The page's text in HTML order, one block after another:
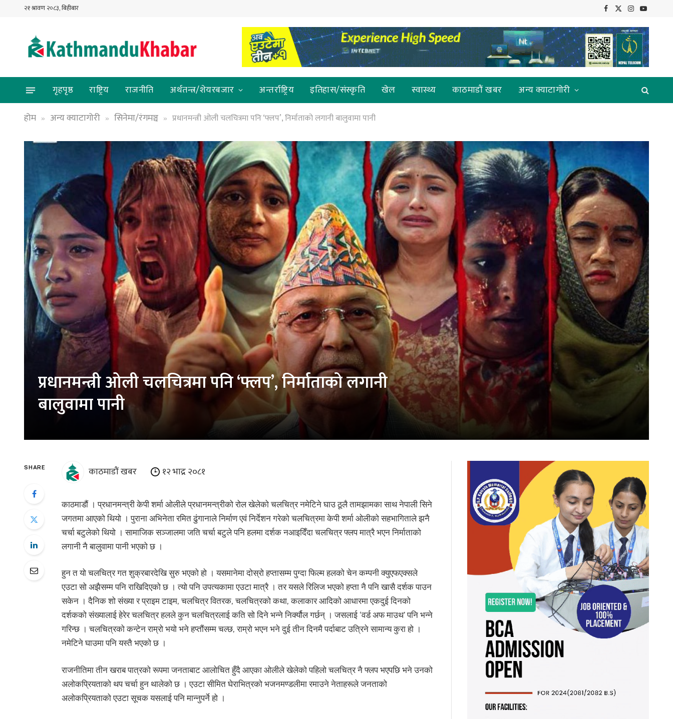
२१ श्रावण २०८३, बिहीबार Facebook
X
Instagram
YouTube
गृहपृष्ठ राष्ट्रिय राजनीति अर्थतन्त्र/शेयरबजार अन्तर्राष्ट्रिय इतिहास/संस्कृति खेल स्वास्थ्य काठमाडौं खबर
अन्य क्याटागोरी
होम
» अन्य क्याटागोरी » सिनेमा/रंगमञ्च » प्रधानमन्त्री ओली चलचित्रमा पनि ‘फ्लप’, निर्माताको लगानी बालुवामा पानी
प्रधानमन्त्री ओली चलचित्रमा पनि ‘फ्लप’, निर्माताको लगानी
बालुवामा पानी
SHARE काठमाडौं खबर १२ भाद्र २०८१
काठमाडौं । प्रधानमन्त्री केपी शर्मा ओलीले प्रधानमन्त्रीको रोल खेलेको चलचित्र नमेटिने घाउ ठूलै तामझामका साथ नेपाली सिने
जगतमा आएको थियो । पुराना अभिनेता रमित ढुंगानाले निर्माण एवं निर्देशन गरेको चलचित्रमा केपी शर्मा ओलीको सहभागिताले झनै
चर्चा बटुलेको थियो । सामाजिक सञ्जालमा जति चर्चा बटुले पनि हलमा दर्शक नआइदिँदा चलचित्र फ्लप मात्रै भएन निर्माताको
लगानी नै बालुवामा पानी भएको छ ।
हुन त यो चलचित्र गत शुक्रबारदेखि सुरु भएको हो । यसमानेमा दोस्रो हप्तासम्म पुग्दा फिल्म हलको चेन कम्पनी क्युएफएक्सले
एउटा सो अझैसम्म पनि राखिदिएको छ । त्यो पनि उपत्यकामा एउटा मात्रै । तर यसले रिलिज भएको हप्ता नै पनि खासै दर्शक पाउन
सकेन । दैनिक शो संख्या र प्राइम टाइम, चलचित्र वितरक, चलचित्रको कथा, कलाकार आदिको आधारमा एकदुई दिनको
दर्शकको संख्यालाई हेरेर चलचित्र हलले कुन चलचित्रलाई कति सो दिने भन्ने निर्क्यौल गर्छन् । जसलाई ‘वर्ड अफ माउथ’ पनि भन्ने
गरिन्छ । चलचित्रको कन्टेन राम्रो भयो भने हप्तौंसम्म चल्छ, राम्रो भएन भने दुई तीन दिनमै पर्दाबाट उत्रिने सामान्य कुरा हो ।
नमेटिने घाउमा पनि यस्तै भएको छ ।
राजनीतिमा तीन खराब पात्रको रूपमा जनताबाट आलोचित हुँदै आएका ओलीले खेलेको पहिलो चलचित्र नै फ्लप भएपछि भने उनको
अलोकप्रियताको थप चर्चा हुन थालेको छ । एउटा सीमित घेराभित्रको भजनमण्डलीमा रमाउने नेताहरूले जनताको
अलोकप्रियताको एउटा सूचक यसलाई पनि मान्नुपर्ने हो ।